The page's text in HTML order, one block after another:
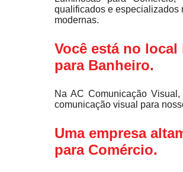
qualificados e especializados
modernas.
Você está no
para Banheiro.
Na AC Comunicação
comunicação visual para
Uma empresa
para Comércio.